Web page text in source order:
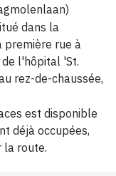
dans la
première rue à
l'hôpital 'St.
rez-de-chaussée,
est disponible
déjà occupées,
la route.